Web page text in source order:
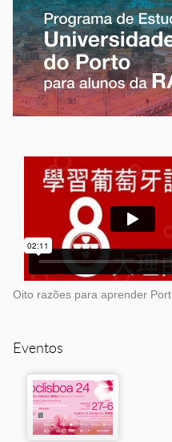
Oito razões para aprender
Eventos